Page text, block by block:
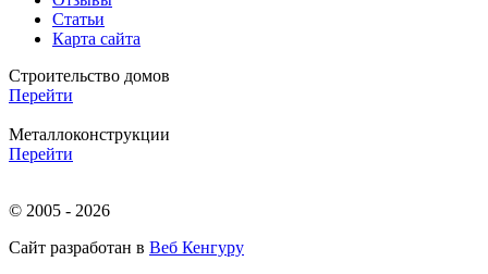
Статьи
Карта сайта
Строительство домов
Перейти
Металлоконструкции
Перейти
© 2005 - 2026
Сайт разработан в Веб Кенгуру